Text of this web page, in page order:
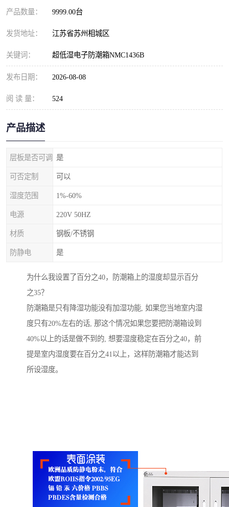
产品数量： 9999.00台
发货地址： 江苏省苏州相城区
关键词： 超低湿电子防潮箱NMC1436B
发布日期： 2026-08-08
阅 读 量： 524
产品描述
层板是否可调 是
可否定制 可以
湿度范围 1%-60%
电源 220V 50HZ
材质 钢板/不锈钢
防静电 是
为什么我设置了百分之40，防潮箱上的湿度却显示百分
之35？
防潮箱是只有降湿功能没有加湿功能, 如果您当地室内湿
度只有20%左右的话, 那这个情况如果您要把防潮箱设到
40%以上的话是做不到的, 想要湿度稳定在百分之40，前
提是室内湿度要在百分之41以上，这样防潮箱才能达到
所设湿度。